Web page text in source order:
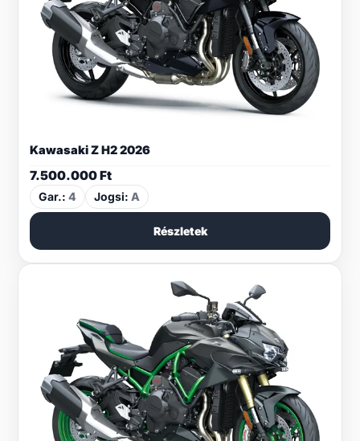
Kawasaki Z H2 2026
7.500.000Ft
Gar.: 4 Jogsi: A
Részletek